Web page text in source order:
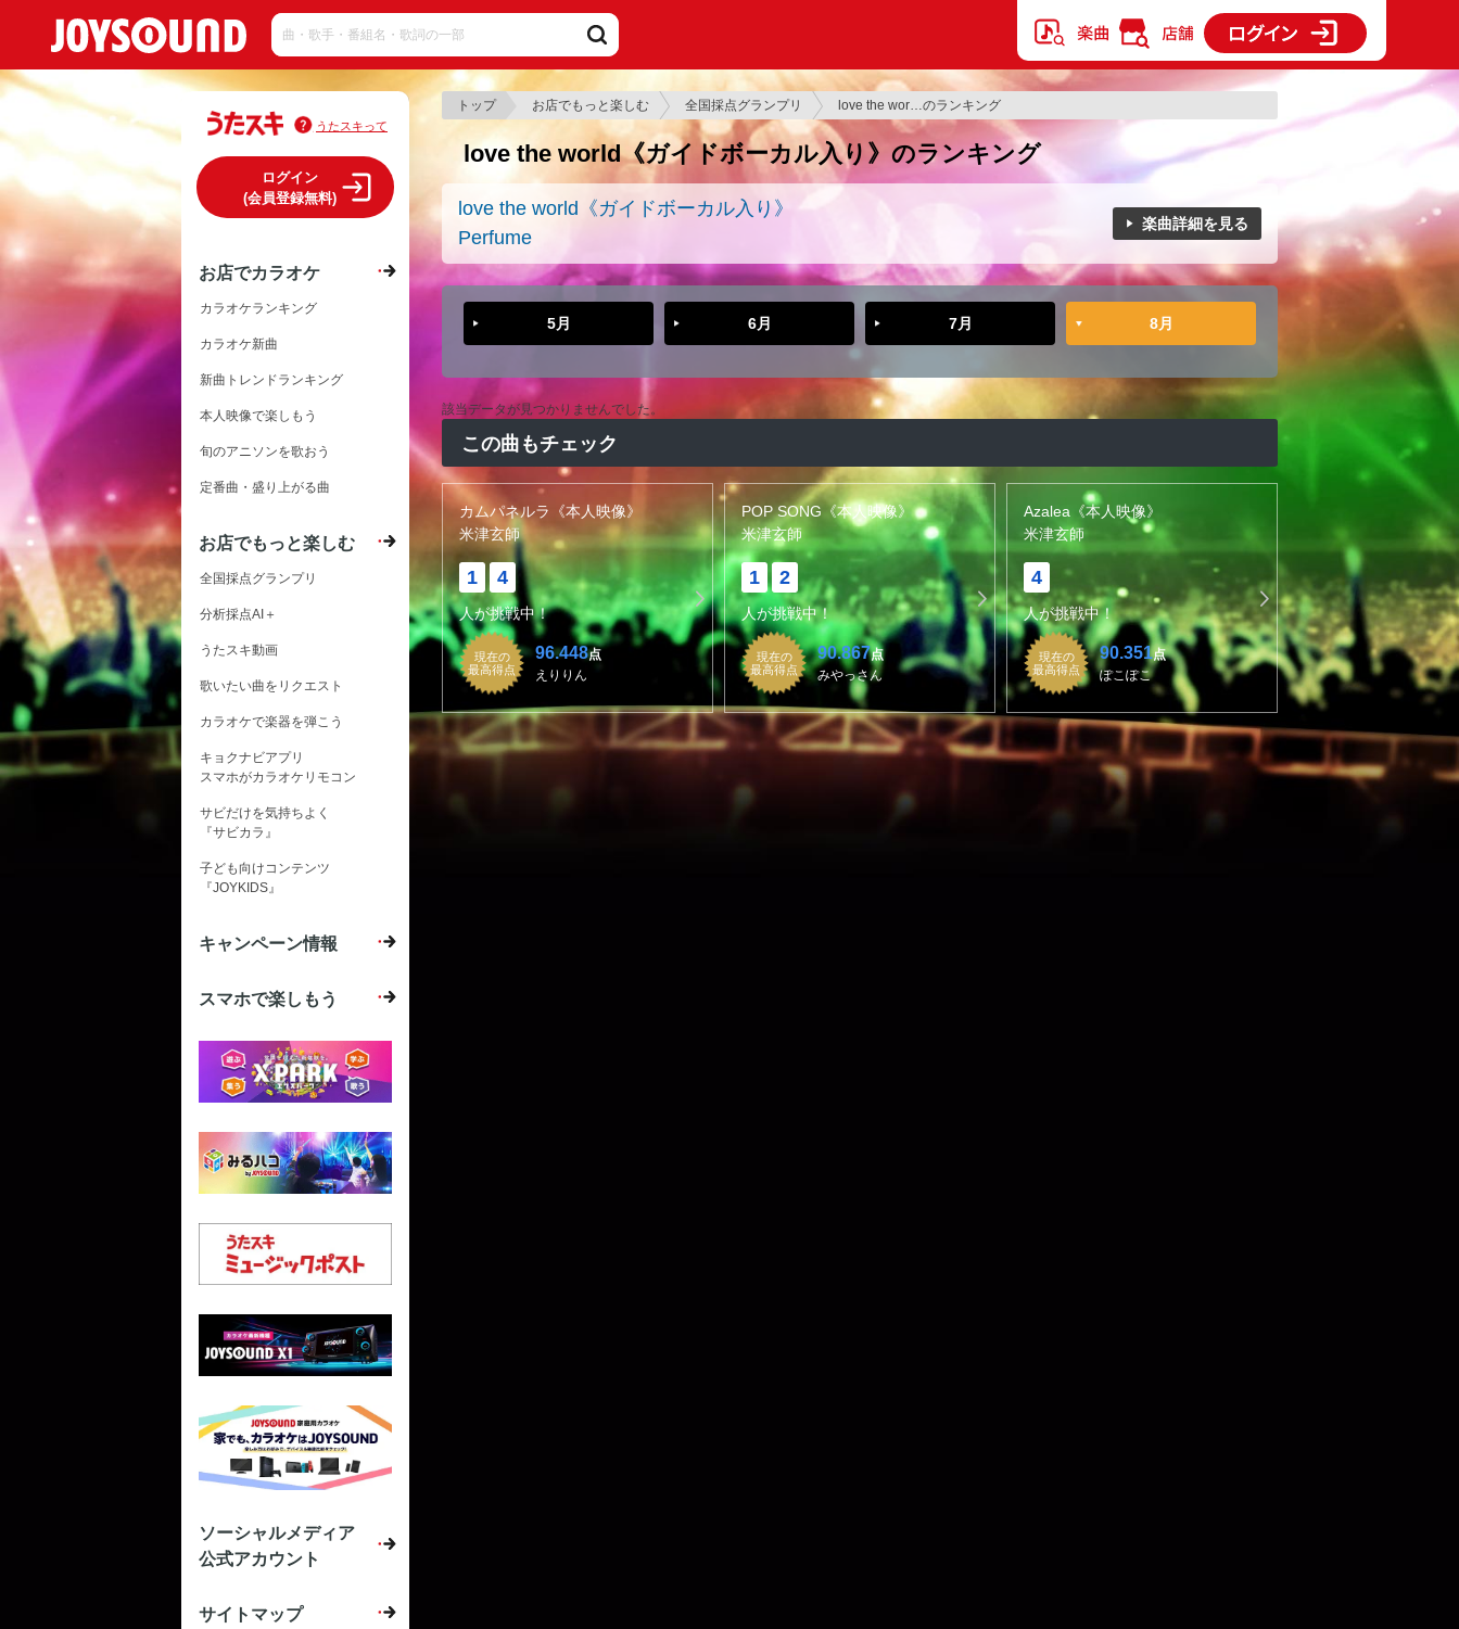
トップ お店でもっと楽しむ 全国採点グランプリ love the wor…のランキング
love the world《ガイドボーカル入り》のランキング
love the world《ガイドボーカル入り》
Perfume
楽曲詳細を見る
5月 6月 7月 8月
該当データが見つかりませんでした。
この曲もチェック
カムパネルラ《本人映像》
米津玄師
1 4
人が挑戦中！
現在の
最高得点
96.448点
えりりん
POP SONG《本人映像》
米津玄師
1 2
人が挑戦中！
現在の
最高得点
90.867点
みやっさん
Azalea《本人映像》
米津玄師
4
人が挑戦中！
現在の
最高得点
90.351点
ぽこぽこ
うたスキって
ログイン
(会員登録無料)
お店でカラオケ
カラオケランキング
カラオケ新曲
新曲トレンドランキング
本人映像で楽しもう
旬のアニソンを歌おう
定番曲・盛り上がる曲
お店でもっと楽しむ
全国採点グランプリ
分析採点AI＋
うたスキ動画
歌いたい曲をリクエスト
カラオケで楽器を弾こう
キョクナビアプリ
スマホがカラオケリモコン
サビだけを気持ちよく
『サビカラ』
子ども向けコンテンツ
『JOYKIDS』
キャンペーン情報
スマホで楽しもう
ソーシャルメディア
公式アカウント
サイトマップ